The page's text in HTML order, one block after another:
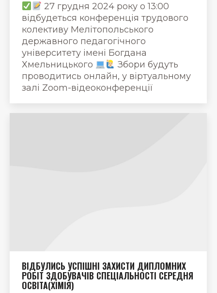
27 грудня 2024 року о 13:00
відбудеться конференція трудового
колективу Мелітопольського
державного педагогічного
університету імені Богдана
Хмельницького
Збори будуть
проводитись онлайн, у віртуальному
залі Zoom-відеоконференції
ВІДБУЛИСЬ УСПІШНІ ЗАХИСТИ ДИПЛОМНИХ
РОБІТ ЗДОБУВАЧІВ СПЕЦІАЛЬНОСТІ СЕРЕДНЯ
ОСВІТА(ХІМІЯ)